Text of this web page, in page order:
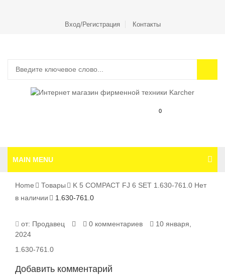
Вход/Регистрация Контакты
0
MAIN MENU
Home Товары
K 5 COMPACT FJ 6 SET 1.630-761.0 Нет
в наличии
1.630-761.0
1.630-
761.0
от: Продавец 0 комментариев
10 января,
2024
1.630-761.0
Добавить комментарий